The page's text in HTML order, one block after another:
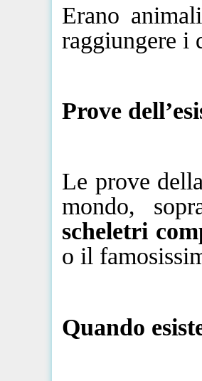
Erano
raggiungere i
Prove
Le prove
mondo,
scheletri
o il
Quando